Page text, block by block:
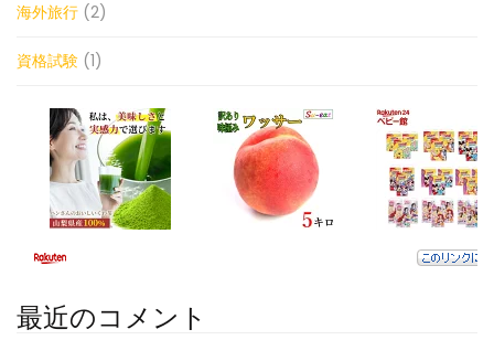
海外旅行 (2)
資格試験 (1)
最近のコメント